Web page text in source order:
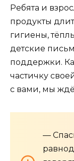
Ребята и
продукты
гигиены,
детские
поддержки.
частичку
с вами, мы
—